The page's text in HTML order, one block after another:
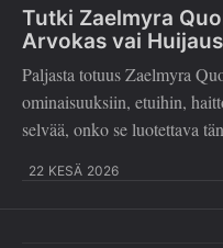
Tutki Zaelmyra
Arvokas vai
Paljasta totuus Zaelmyra
ominaisuuksiin, etuihin,
selvää, onko se luotettava
22 KESÄ 2026